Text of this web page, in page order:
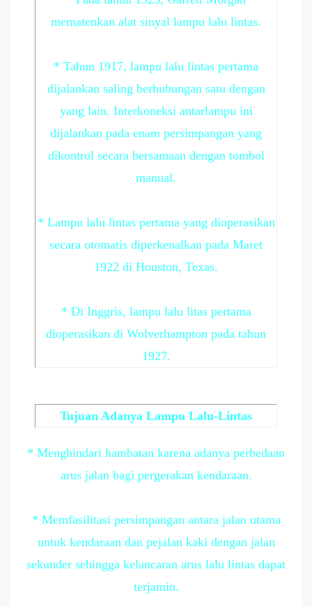
mematenkan alat sinyal lampu lalu lintas.
* Tahun 1917, lampu lalu lintas pertama
dijalankan saling berhubungan satu dengan
yang lain. Interkoneksi antarlampu ini
dijalankan pada enam persimpangan yang
dikontrol secara bersamaan dengan tombol
manual.
* Lampu lalu lintas pertama yang dioperasikan
secara otomatis diperkenalkan pada Maret
1922 di Houston, Texas.
* Di Inggris, lampu lalu litas pertama
dioperasikan di Wolverhampton pada tahun
1927.
Tujuan Adanya Lampu Lalu-Lintas
* Menghindari hambatan karena adanya perbedaan
arus jalan bagi pergerakan kendaraan.
* Memfasilitasi persimpangan antara jalan utama
untuk kendaraan dan pejalan kaki dengan jalan
sekunder sehingga kelancaran arus lalu lintas dapat
terjamin.